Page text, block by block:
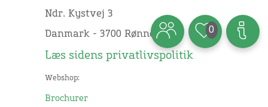
Ndr. Kystvej 3
Danmark - 3700 Rønne
Læs sidens privatlivspolitik
Webshop:
Brochurer
0